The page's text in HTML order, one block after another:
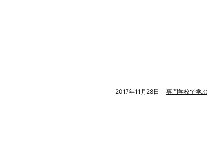
2017年11月28日 専門学校で学ぶ